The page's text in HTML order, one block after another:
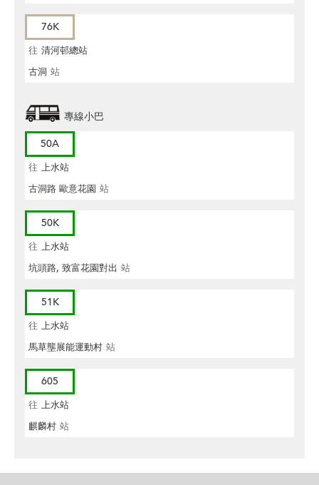
76K
往 清河邨總站
古洞 站
專線小巴
50A
往 上水站
古洞路 歐意花園 站
50K
往 上水站
坑頭路, 致富花園對出 站
51K
往 上水站
馬草壟展能運動村 站
605
往 上水站
麒麟村 站